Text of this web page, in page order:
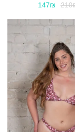
147₪